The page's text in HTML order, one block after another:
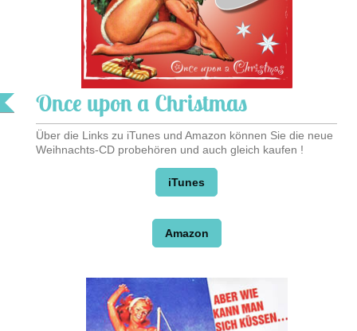
Once upon a Christmas
Über die Links zu iTunes und Amazon können Sie die neue
Weihnachts-CD probehören und auch gleich kaufen !
iTunes
Amazon